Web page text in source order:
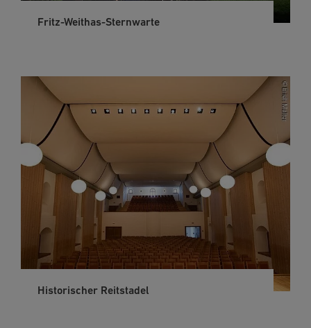
Fritz-Weithas-Sternwarte
Historischer Reitstadel